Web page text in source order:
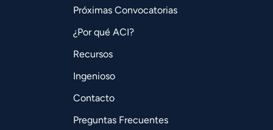
Próximas Convocatorias
¿Por qué ACI?
Recursos
Ingenioso
Contacto
Preguntas Frecuentes